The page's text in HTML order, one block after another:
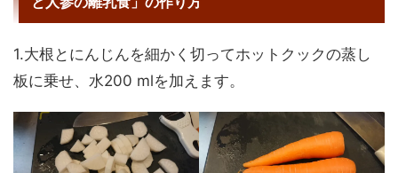
1.大根とにんじんを細かく切ってホットクックの蒸し
板に乗せ、水200 mlを加えます。